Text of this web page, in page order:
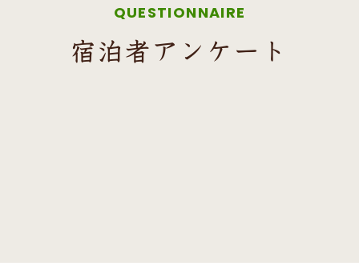
QUESTIONNAIRE
宿泊者アンケート